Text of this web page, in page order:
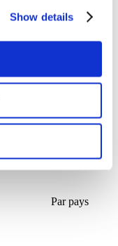
Show details
Par pays